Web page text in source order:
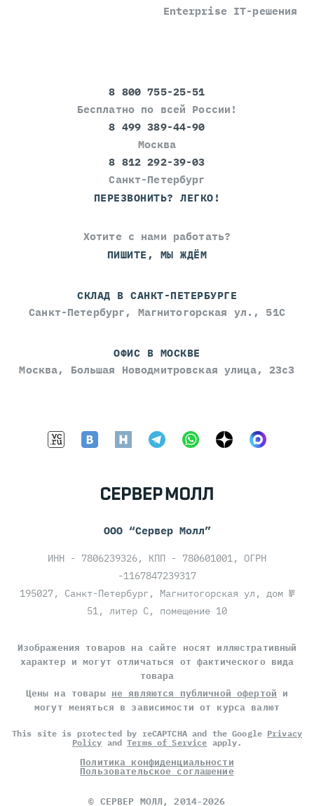
Enterprise IT-решения
8 800 755-25-51
Бесплатно по всей России!
8 499 389-44-90
Москва
8 812 292-39-03
Санкт-Петербург
ПЕРЕЗВОНИТЬ? ЛЕГКО!
Хотите с нами работать?
ПИШИТЕ, МЫ ЖДЁМ
СКЛАД В САНКТ-ПЕТЕРБУРГЕ
Санкт-Петербург, Магнитогорская ул., 51С
ОФИС В МОСКВЕ
Москва, Большая Новодмитровская улица, 23с3
ООО “Сервер Молл”
ИНН - 7806239326, КПП - 780601001, ОГРН
-1167847239317
195027, Санкт-Петербург, Магнитогорская ул, дом №
51, литер С, помещение 10
Изображения товаров на сайте носят иллюстративный
характер и могут отличаться от фактического вида
товара
Цены на товары не являются публичной офертой и
могут меняться в зависимости от курса валют
This site is protected by reCAPTCHA and the Google Privacy
Policy andTerms of Service apply.
Политика конфиденциальности
Пользовательское соглашение
© СЕРВЕР МОЛЛ, 2014-2026